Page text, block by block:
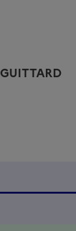
GUITTARD